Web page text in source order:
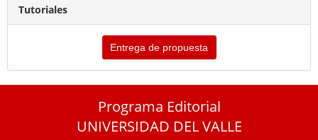
Tutoriales
Entrega de propuesta
Programa Editorial
UNIVERSIDAD DEL VALLE